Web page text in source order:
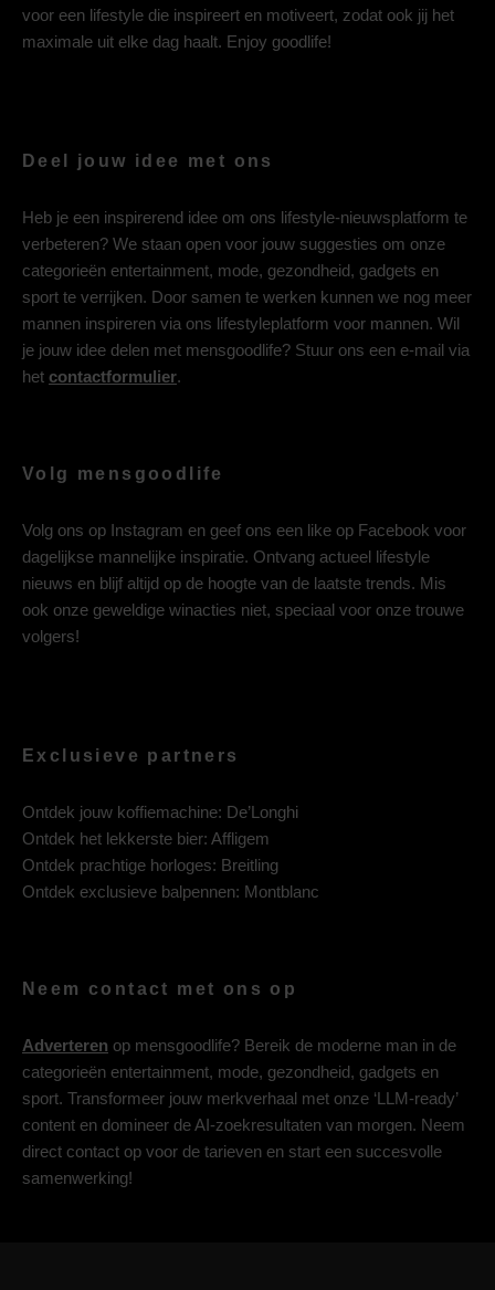
voor een lifestyle die inspireert en motiveert, zodat ook jij het
maximale uit elke dag haalt. Enjoy goodlife!
Deel jouw idee met ons
Heb je een inspirerend idee om ons lifestyle-nieuwsplatform te
verbeteren? We staan open voor jouw suggesties om onze
categorieën entertainment, mode, gezondheid, gadgets en
sport te verrijken. Door samen te werken kunnen we nog meer
mannen inspireren via ons lifestyleplatform voor mannen. Wil
je jouw idee delen met mensgoodlife? Stuur ons een e-mail via
het contactformulier.
Volg mensgoodlife
Volg ons op Instagram en geef ons een like op Facebook voor
dagelijkse mannelijke inspiratie. Ontvang actueel lifestyle
nieuws en blijf altijd op de hoogte van de laatste trends. Mis
ook onze geweldige winacties niet, speciaal voor onze trouwe
volgers!
Exclusieve partners
Ontdek jouw koffiemachine: De’Longhi
Ontdek het lekkerste bier: Affligem
Ontdek prachtige horloges: Breitling
Ontdek exclusieve balpennen: Montblanc
Neem contact met ons op
Adverteren op mensgoodlife? Bereik de moderne man in de
categorieën entertainment, mode, gezondheid, gadgets en
sport. Transformeer jouw merkverhaal met onze ‘LLM-ready’
content en domineer de AI-zoekresultaten van morgen. Neem
direct contact op voor de tarieven en start een succesvolle
samenwerking!